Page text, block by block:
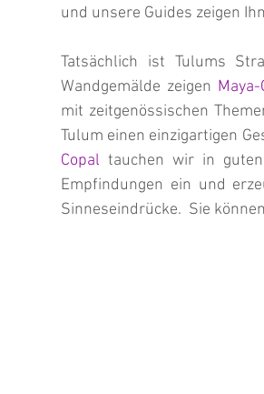
und unsere Guides zeigen
Tatsächlich ist Tulums
Wandgemälde zeigen
mit zeitgenössischen
Copal tauchen wir in guten
Empfindungen ein und
Sinneseindrücke.  Sie